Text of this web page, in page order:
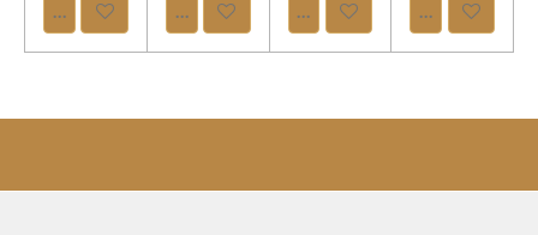
Legg til handlevognLegg til handlevognLegg til handlevogn
Legg til